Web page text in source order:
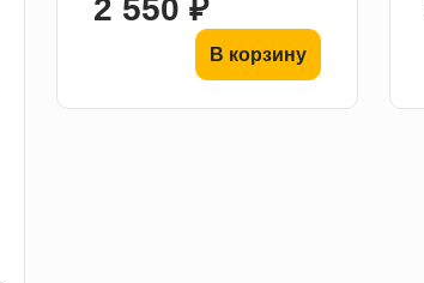
2 550 ₽
В корзину